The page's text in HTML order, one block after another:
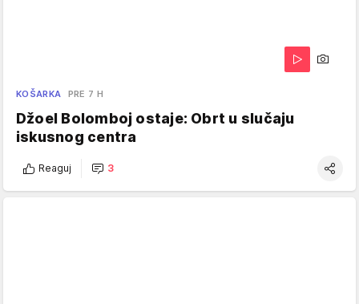
KOŠARKA PRE 7 H
Džoel Bolomboj ostaje: Obrt u slučaju
iskusnog centra
Reaguj 3